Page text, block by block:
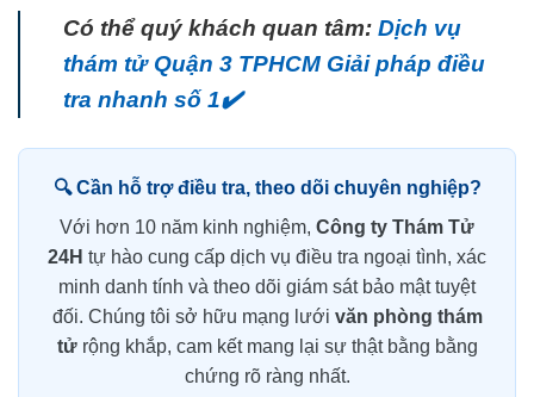
Có thể quý khách quan tâm: Dịch vụ
thám tử Quận 3 TPHCM Giải pháp điều
tra nhanh số 1✔️
🔍 Cần hỗ trợ điều tra, theo dõi chuyên nghiệp?
Với hơn 10 năm kinh nghiệm, Công ty Thám Tử
24H tự hào cung cấp dịch vụ điều tra ngoại tình, xác
minh danh tính và theo dõi giám sát bảo mật tuyệt
đối. Chúng tôi sở hữu mạng lưới văn phòng thám
tửrộng khắp, cam kết mang lại sự thật bằng bằng
chứng rõ ràng nhất.